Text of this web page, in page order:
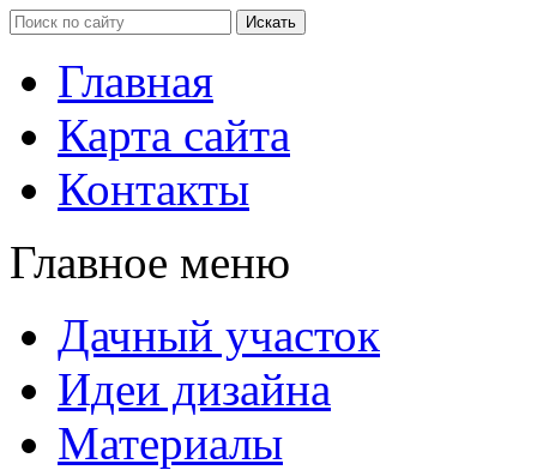
Главная
Карта сайта
Контакты
Главное меню
Дачный участок
Идеи дизайна
Материалы